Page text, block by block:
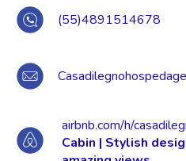
(55)4891514678
airbnb.com/h/
Cabin | Stylish